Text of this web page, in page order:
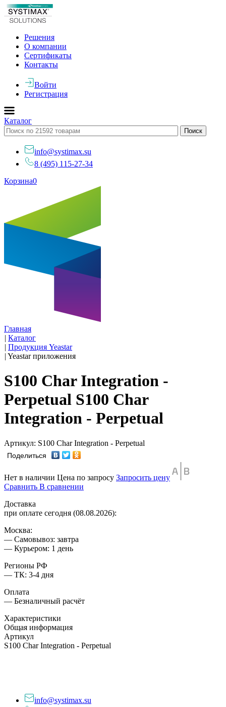
Решения
О компании
Сертификаты
Контакты
Войти
Регистрация
Каталог
info@systimax.su
8 (495) 115-27-34
Корзина0
Главная
| Каталог
| Продукция Yeastar
| Yeastar приложения
S100 Char Integration -
Perpetual S100 Char
Integration - Perpetual
Артикул: S100 Char Integration - Perpetual
Поделиться
Нет в наличии Цена по запросу Запросить цену
Сравнить В сравнении
Доставка
при оплате сегодня (08.08.2026):
Москва:
— Самовывоз: завтра
— Курьером: 1 день
Регионы РФ
— ТК: 3-4 дня
Оплата
— Безналичный расчёт
Характеристики
Общая информация
Артикул
S100 Char Integration - Perpetual
info@systimax.su